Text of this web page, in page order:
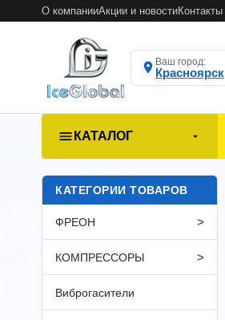
О компанииАкции и новостиКонтакты
Ваш город:
Красноярск
КАТАЛОГ
КАТЕГОРИИ ТОВАРОВ
ФРЕОН >
КОМПРЕССОРЫ >
Виброгасители